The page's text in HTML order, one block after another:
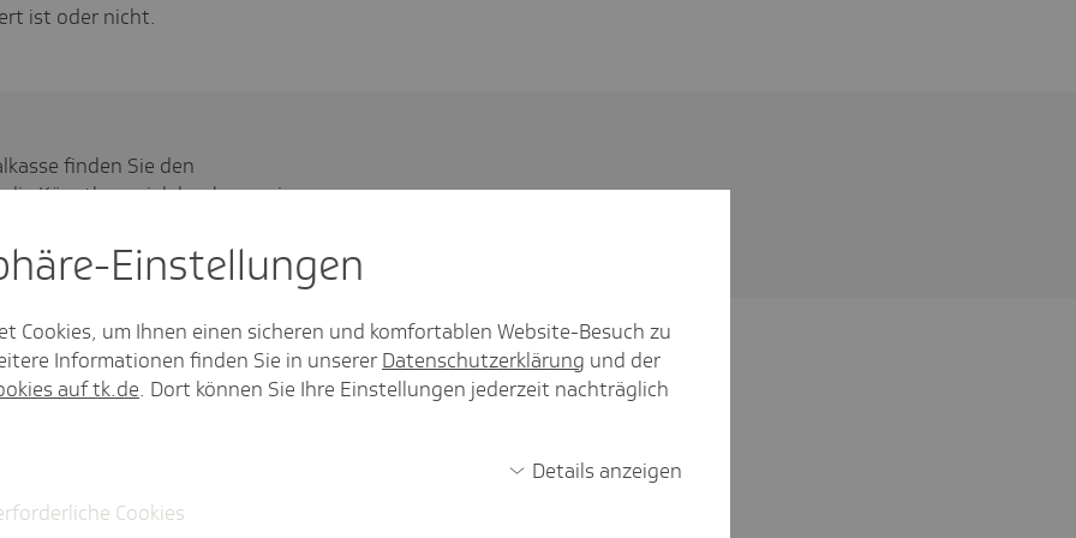
ist oder nicht.
finden Sie den
Künstlersozialabgabe sowie
mehr als nur
was das abgabepflichtige
Einstel­lungen
Cookies, um Ihnen einen sicheren und komfortablen Website-Besuch zu
Informationen finden Sie in unserer Datenschutzerklärung und der
auf tk.de. Dort können Sie Ihre Einstellungen jederzeit nachträglich
Details anzeigen
Cookies